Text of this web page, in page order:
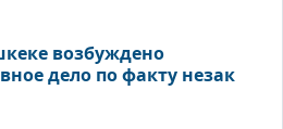
возбуждено
дело по факту незак